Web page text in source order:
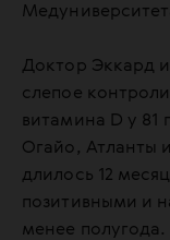
Доктор Эккард
слепое
витамина D у 81
Огайо, Атланты
длилось 12
позитивными и
менее полугода.